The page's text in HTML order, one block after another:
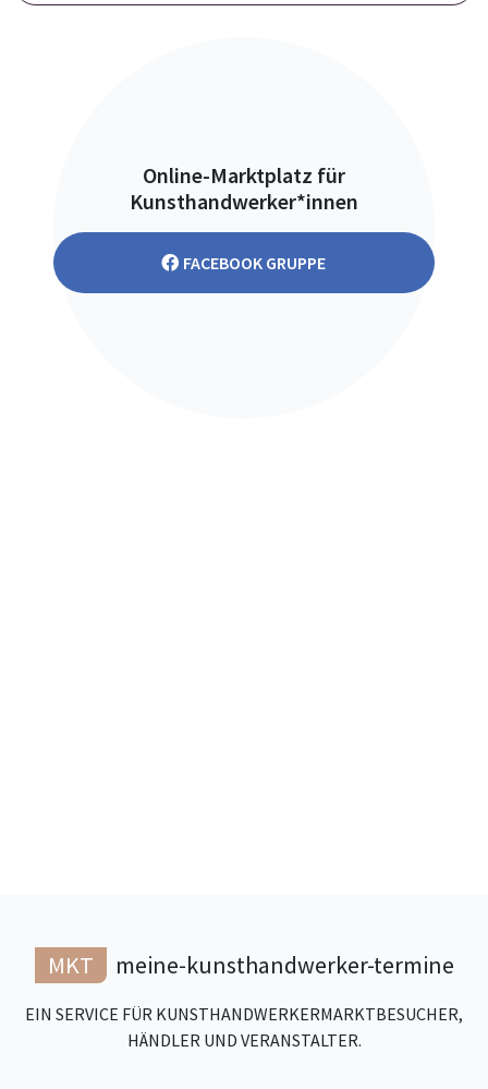
Online-Marktplatz für
Kunsthandwerker*innen
FACEBOOK GRUPPE
MKT meine-kunsthandwerker-termine
EIN SERVICE FÜR KUNSTHANDWERKERMARKTBESUCHER,
HÄNDLER UND VERANSTALTER.